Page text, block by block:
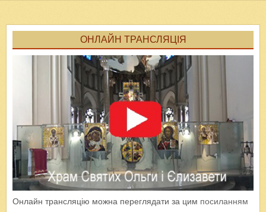
ОНЛАЙН ТРАНСЛЯЦІЯ
Онлайн трансляцію можна переглядати за цим посиланням